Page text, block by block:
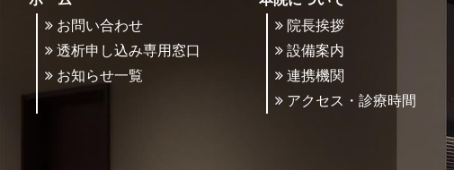
お問い合わせ
透析申し込み専用窓口
お知らせ一覧
院長挨拶
設備案内
連携機関
アクセス・診療時間